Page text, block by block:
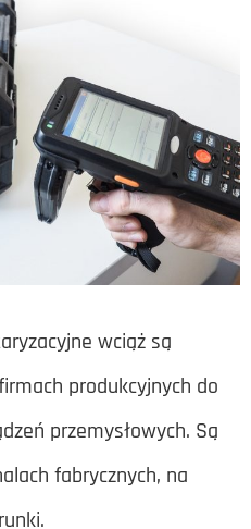
wciąż są
produkcyjnych do
przemysłowych. Są
fabrycznych, na